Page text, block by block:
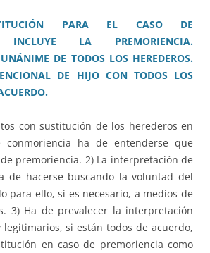
PARA EL CASO DE
INCLUYE LA PREMORIENCIA.
DE TODOS LOS HEREDEROS.
DE HIJO CON TODOS LOS
con sustitución de los herederos en
conmoriencia ha de entenderse que
premoriencia. 2) La interpretación de
de hacerse buscando la voluntad del
para ello, si es necesario, a medios de
3) Ha de prevalecer la interpretación
si están todos de acuerdo,
en caso de premoriencia como